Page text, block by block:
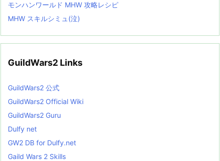
モンハンワールド MHW 攻略レシピ
MHW スキルシミュ(泣)
GuildWars2 Links
GuildWars2 公式
GuildWars2 Official Wiki
GuildWars2 Guru
Dulfy net
GW2 DB for Dulfy.net
Gaild Wars 2 Skills